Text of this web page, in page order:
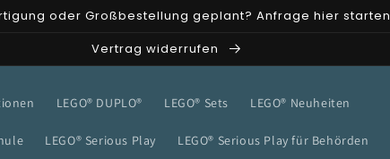
oder Großbestellung geplant? Anfrage hier starten
Vertrag widerrufen
LEGO® DUPLO® LEGO® Sets LEGO® Neuheiten
LEGO® Serious Play LEGO® Serious Play für Behörden